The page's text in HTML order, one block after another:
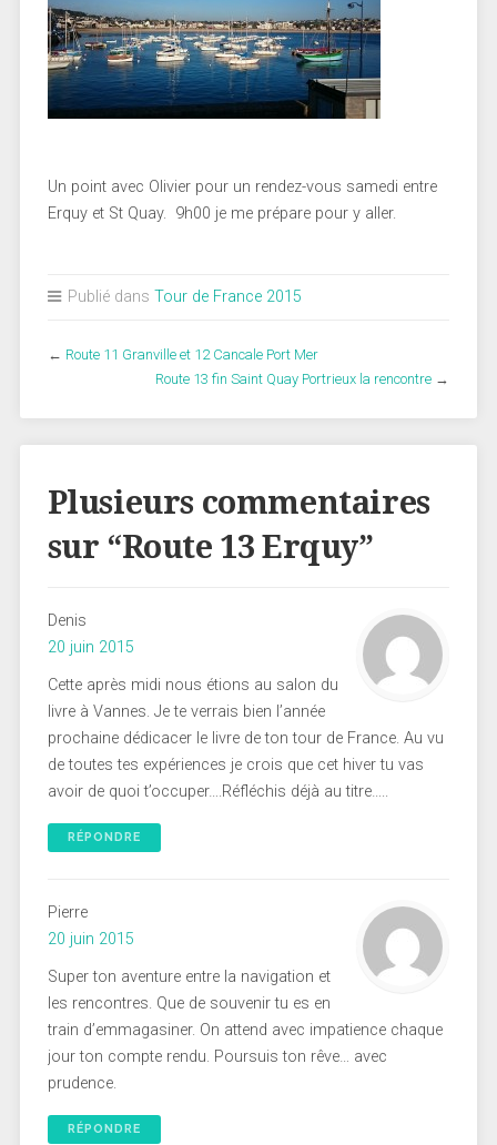
Un point avec Olivier pour un rendez-vous samedi entre
Erquy et St Quay. 9h00 je me prépare pour y aller.
Publié dans Tour de France 2015
← Route 11 Granville et 12 Cancale Port Mer
Route 13 fin Saint Quay Portrieux la rencontre →
Plusieurs commentaires
sur “Route 13 Erquy”
Denis
20 juin 2015
Cette après midi nous étions au salon du
livre à Vannes. Je te verrais bien l’année
prochaine dédicacer le livre de ton tour de France. Au vu
de toutes tes expériences je crois que cet hiver tu vas
avoir de quoi t’occuper….Réfléchis déjà au titre…..
RÉPONDRE
Pierre
20 juin 2015
Super ton aventure entre la navigation et
les rencontres. Que de souvenir tu es en
train d’emmagasiner. On attend avec impatience chaque
jour ton compte rendu. Poursuis ton rêve… avec
prudence.
RÉPONDRE